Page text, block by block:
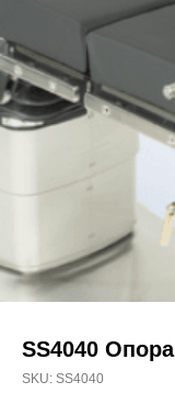
SS4040
SKU: SS4040